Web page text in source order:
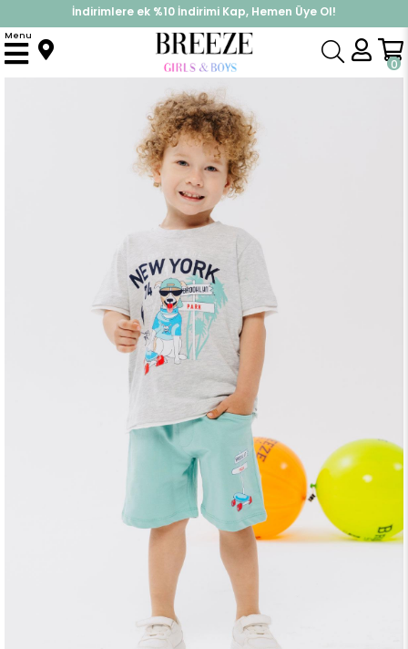
%30 Sepette Yaz İndirimi, Hemen Al!
İndirimlere ek %10 İndirimi Kap, Hemen Üye Ol!
0
Menu
Anasayfa Takımlar Kapri & Şort Takımı Erkek Çocuk Şortlu Takım Sevimli Özgür Kaykaycı Köpekçik Baskılı Açık Gri Melanj (2-6 Yaş)